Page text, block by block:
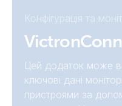
Phoenix Inverter Smart
Inverter 12V 3000VA
Inverter 12V
Конфігурація та
Цей додаток може
ключові дані
пристроями за